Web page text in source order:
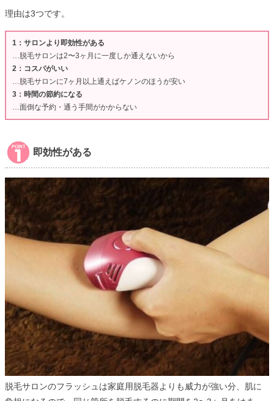
理由は3つです。
1：サロンより即効性がある
…脱毛サロンは2〜3ヶ月に一度しか通えないから
2：コスパがいい
…脱毛サロンに7ヶ月以上通えばケノンのほうが安い
3：時間の節約になる
…面倒な予約・通う手間がかからない
即効性がある
脱毛サロンのフラッシュは家庭用脱毛器よりも威力が強い分、肌に